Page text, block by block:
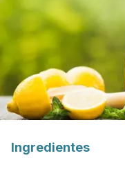
Ingredientes